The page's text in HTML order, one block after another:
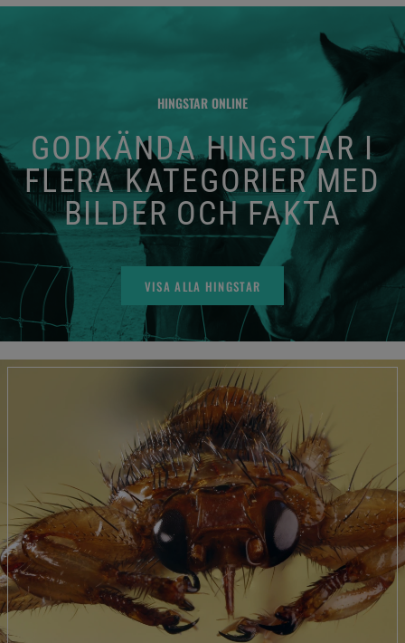
HINGSTAR ONLINE
GODKÄNDA HINGSTAR I
FLERA KATEGORIER MED
BILDER OCH FAKTA
VISA ALLA HINGSTAR